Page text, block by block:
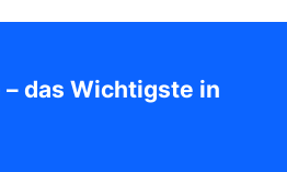
das Wichtigste in